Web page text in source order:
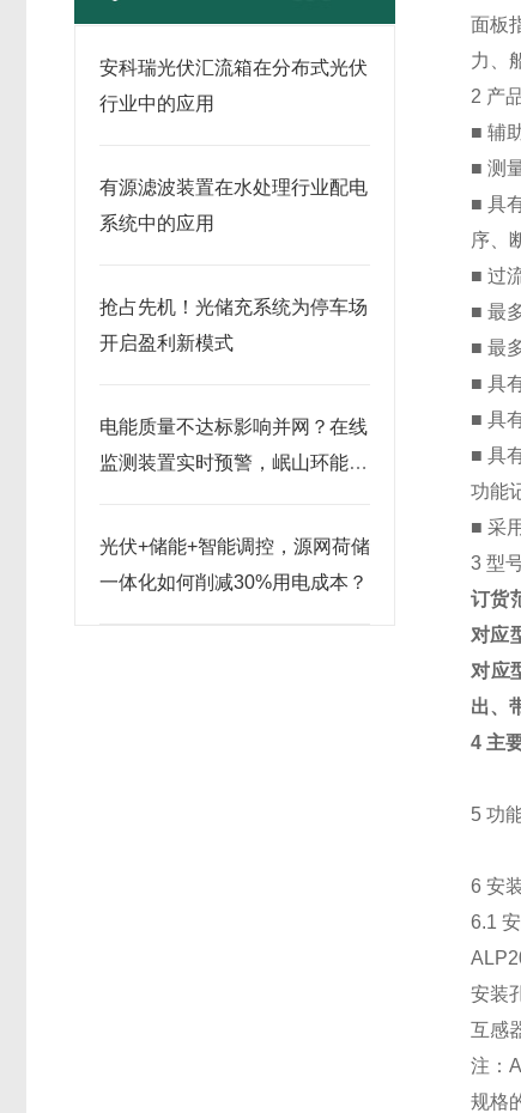
安科瑞光伏汇流箱在分布式光伏
行业中的应用
有源滤波装置在水处理行业配电
系统中的应用
抢占先机！光储充系统为停车场
开启盈利新模式
电能质量不达标影响并网？在线
监测装置实时预警，岷山环能储
光伏+储能+智能调控，源网荷储
一体化如何削减30%用电成本？
面板
力、
2 产
■ 辅
■ 测
■ 具
序、
■ 过
■ 最
■ 最
■ 具
■ 具
■ 具
功能
■ 采
3 型
订货
对应
对应
出、
4 主
5 功
6 安
6.1
安装
互感
注：
规格